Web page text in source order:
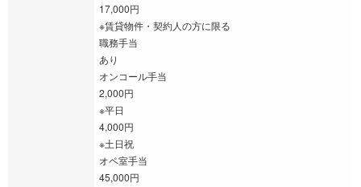
17,000円
※賃貸物件・契約人の方に限る
職務手当
あり
オンコール手当
2,000円
※平日
4,000円
※土日祝
オペ室手当
45,000円